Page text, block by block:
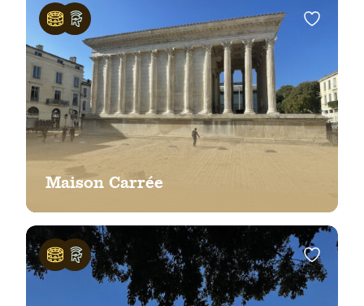
Maison Carrée